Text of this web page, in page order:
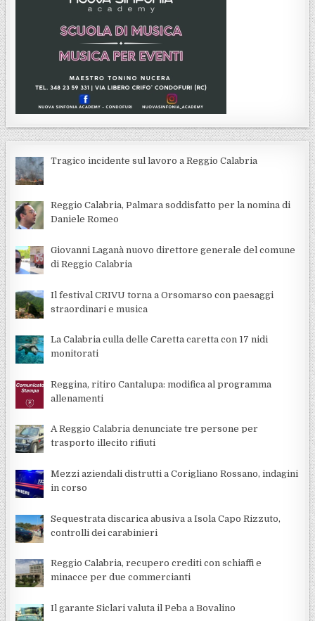
Tragico incidente sul lavoro a Reggio Calabria
Reggio Calabria, Palmara soddisfatto per la nomina di
Daniele Romeo
Giovanni Laganà nuovo direttore generale del comune
di Reggio Calabria
Il festival CRIVU torna a Orsomarso con paesaggi
straordinari e musica
La Calabria culla delle Caretta caretta con 17 nidi
monitorati
Reggina, ritiro Cantalupa: modifica al programma
allenamenti
A Reggio Calabria denunciate tre persone per
trasporto illecito rifiuti
Mezzi aziendali distrutti a Corigliano Rossano, indagini
in corso
Sequestrata discarica abusiva a Isola Capo Rizzuto,
controlli dei carabinieri
Reggio Calabria, recupero crediti con schiaffi e
minacce per due commercianti
Il garante Siclari valuta il Peba a Bovalino